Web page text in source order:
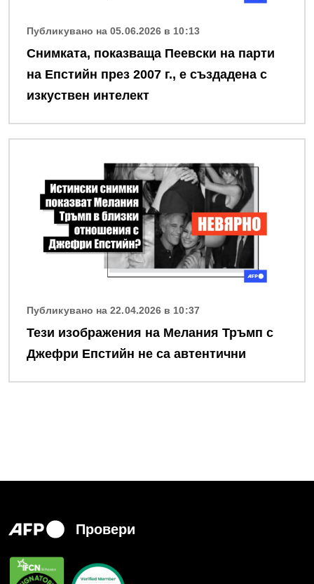
Публикувано на 05.06.2026 в 10:13
Снимката, показваща Пеевски на парти
на Епстийн през 2007 г., е създадена с
изкуствен интелект
Публикувано на 22.04.2026 в 10:37
Тези изображения на Мелания Тръмп с
Джефри Епстийн не са автентични
Провери